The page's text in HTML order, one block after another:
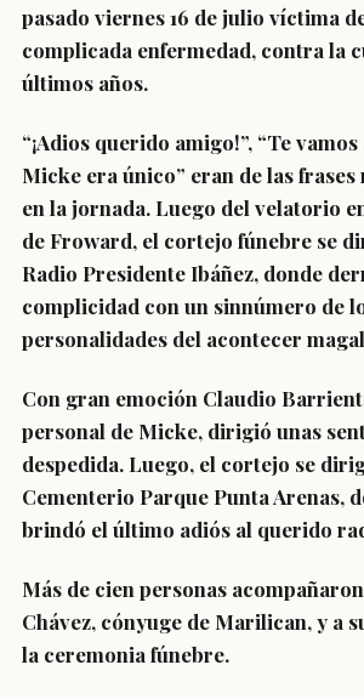
pasado viernes 16 de julio víctima
complicada enfermedad, contra la
últimos años.
“¡Adios querido amigo!”, “Te
Micke era único” eran de las
en la jornada. Luego del velatorio
de Froward, el cortejo fúnebre se
Radio Presidente Ibáñez, donde
complicidad con un sinnúmero de
personalidades del acontecer
Con gran emoción Claudio
personal de Micke, dirigió unas
despedida. Luego, el cortejo se
Cementerio Parque Punta Arenas,
brindó el último adiós al querido
Más de cien personas
Chávez, cónyuge de Marilican, y a
la ceremonia fúnebre.